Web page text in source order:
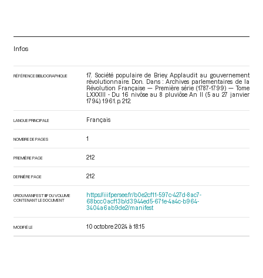
Infos
RÉFÉRENCE BIBLIOGRAPHIQUE
17. Société populaire de Briey. Applaudit au gouvernement
révolutionnaire. Don. Dans : Archives parlementaires de la
Révolution Française — Première série (1787-1799) — Tome
LXXXIII - Du 16 nivôse au 8 pluviôse An II (5 au 27 janvier
1794) . 1961. p. 212.
LANGUE PRINCIPALE Français
NOMBRE DE PAGES 1
PREMIÈRE PAGE 212
DERNIÈRE PAGE 212
URI DU MANIFEST IIIF DU VOLUME
CONTENANT LE DOCUMENT
https://iiif.persee.fr/b0e2cf11-597c-427d-8ac7-
68bcc0acf13b/d3944ed5-671e-4a4c-b964-
3404a6ab9de2/manifest
MODIFIÉ LE 10 octobre 2024 à 18:15